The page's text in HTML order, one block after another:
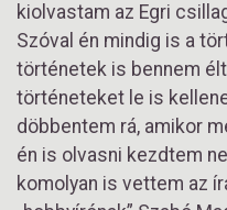
kiolvastam az Egri
Szóval én mindig is a
történetek is bennem
történeteket le is
döbbentem rá, amikor
én is olvasni kezdtem
komolyan is vettem az